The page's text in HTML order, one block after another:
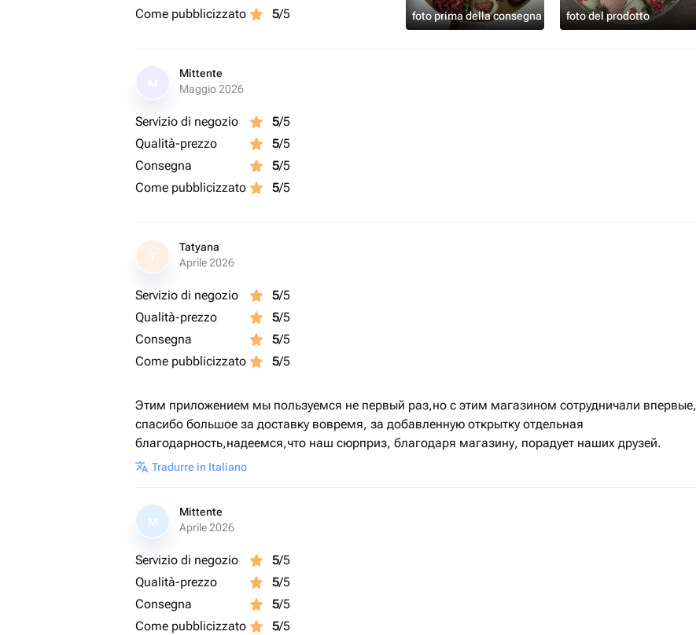
Come pubblicizzato
5/5 foto prima della consegna foto del prodotto
Mittente
Maggio 2026
Servizio di negozio 5/5
Qualità-prezzo
5/5
Consegna
5/5
Come pubblicizzato
5/5
T
Tatyana
Aprile 2026
Servizio di negozio 5/5
Qualità-prezzo
5/5
Consegna
5/5
Come pubblicizzato
5/5
Этим приложением мы пользуемся не первый раз,но с этим магазином сотрудничали впервые,
спасибо большое за доставку вовремя, за добавленную открытку отдельная
благодарность,надеемся,что наш сюрприз, благодаря магазину, порадует наших друзей.
Tradurre in Italiano
M
Mittente
Aprile 2026
Servizio di negozio 5/5
Qualità-prezzo
5/5
Consegna
5/5
Come pubblicizzato
5/5